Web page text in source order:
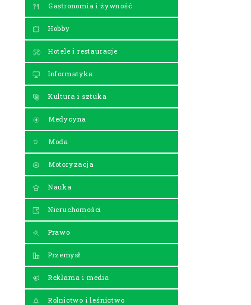
Gastronomia i żywność
Hobby
Hotele i restauracje
Informatyka
Kultura i sztuka
Medycyna
Moda
Motoryzacja
Nauka
Nieruchomości
Prawo
Przemysł
Reklama i media
Rolnictwo i leśnictwo